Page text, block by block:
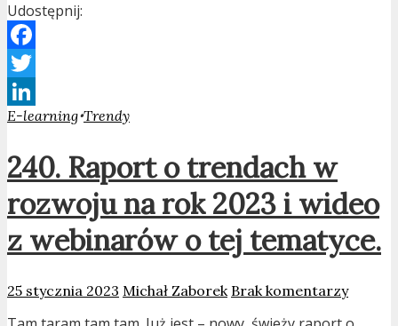
Udostępnij:
Facebook
Twitter
LinkedIn
E-learning•Trendy
240. Raport o trendach w
rozwoju na rok 2023 i wideo
z webinarów o tej tematyce.
25 stycznia 2023 Michał Zaborek Brak komentarzy